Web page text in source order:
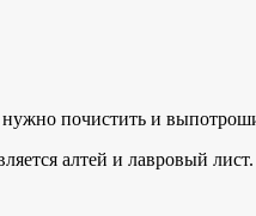
нужно почистить и
алтей и лавровый